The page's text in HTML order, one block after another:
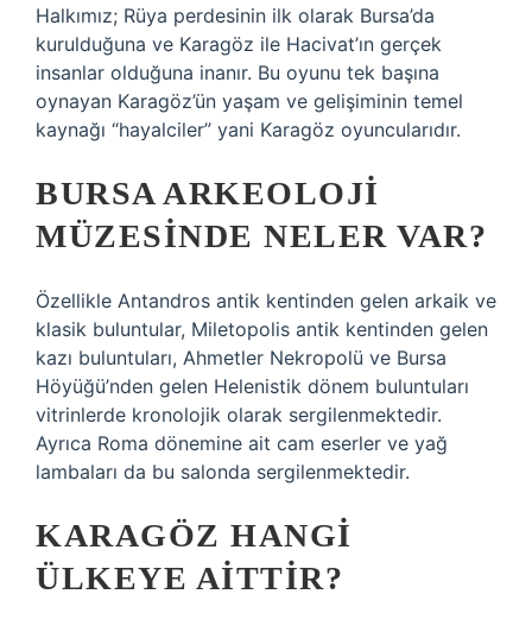
Halkımız; Rüya perdesinin ilk olarak Bursa’da
kurulduğuna ve Karagöz ile Hacivat’ın gerçek
insanlar olduğuna inanır. Bu oyunu tek başına
oynayan Karagöz’ün yaşam ve gelişiminin temel
kaynağı “hayalciler” yani Karagöz oyuncularıdır.
BURSA ARKEOLOJI
MÜZESINDE NELER VAR?
Özellikle Antandros antik kentinden gelen arkaik ve
klasik buluntular, Miletopolis antik kentinden gelen
kazı buluntuları, Ahmetler Nekropolü ve Bursa
Höyüğü’nden gelen Helenistik dönem buluntuları
vitrinlerde kronolojik olarak sergilenmektedir.
Ayrıca Roma dönemine ait cam eserler ve yağ
lambaları da bu salonda sergilenmektedir.
KARAGÖZ HANGI
ÜLKEYE AITTIR?